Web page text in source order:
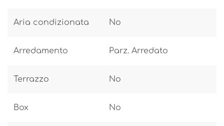
Aria condizionata No
Arredamento Parz. Arredato
Terrazzo No
Box No